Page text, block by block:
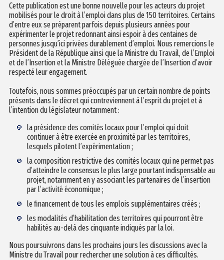
Cette publication est une bonne nouvelle pour les acteurs du projet
mobilisés pour le droit à l’emploi dans plus de 150 territoires. Certains
d’entre eux se préparent parfois depuis plusieurs années pour
expérimenter le projet redonnant ainsi espoir à des centaines de
personnes jusqu’ici privées durablement d’emploi. Nous remercions le
Président de la République ainsi que la Ministre du Travail, de l’Emploi
et de l’Insertion et la Ministre Déléguée chargée de l’Insertion d’avoir
respecté leur engagement.
Toutefois, nous sommes préoccupés par un certain nombre de points
présents dans le décret qui contreviennent à l’esprit du projet et à
l’intention du législateur notamment :
la présidence des comités locaux pour l’emploi qui doit
continuer à être exercée en proximité par les territoires,
lesquels pilotent l’expérimentation ;
la composition restrictive des comités locaux qui ne permet pas
d’atteindre le consensus le plus large pourtant indispensable au
projet, notamment en y associant les partenaires de l’insertion
par l’activité économique ;
le financement de tous les emplois supplémentaires créés ;
les modalités d’habilitation des territoires qui pourront être
habilités au-delà des cinquante indiqués par la loi.
Nous poursuivrons dans les prochains jours les discussions avec la
Ministre du Travail pour rechercher une solution à ces difficultés.